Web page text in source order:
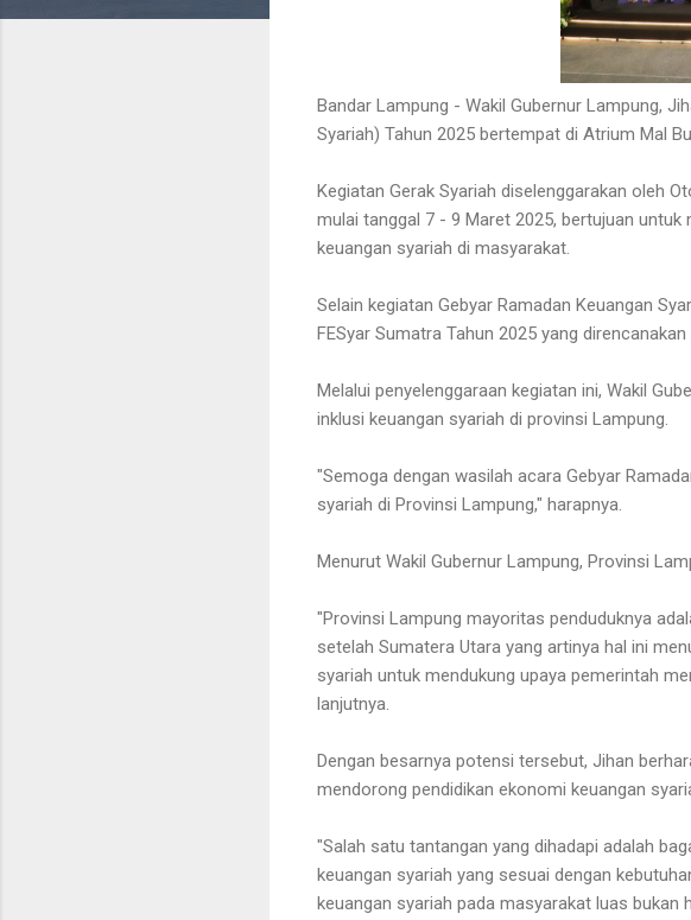
Bandar Lampung - Wakil Gubernur Lampung,
Syariah) Tahun 2025 bertempat di Atrium Mal
Kegiatan Gerak Syariah diselenggarakan oleh
mulai tanggal 7 - 9 Maret 2025, bertujuan
keuangan syariah di masyarakat.
Selain kegiatan Gebyar Ramadan Keuangan
FESyar Sumatra Tahun 2025 yang
Melalui penyelenggaraan kegiatan ini, Wakil
inklusi keuangan syariah di provinsi Lampung.
"Semoga dengan wasilah acara Gebyar
syariah di Provinsi Lampung," harapnya.
Menurut Wakil Gubernur Lampung, Provinsi
"Provinsi Lampung mayoritas penduduknya
setelah Sumatera Utara yang artinya hal ini
syariah untuk mendukung upaya pemerintah
lanjutnya.
Dengan besarnya potensi tersebut, Jihan
mendorong pendidikan ekonomi keuangan
"Salah satu tantangan yang dihadapi adalah
keuangan syariah yang sesuai dengan
keuangan syariah pada masyarakat luas bukan